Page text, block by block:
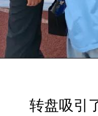
转盘吸引了